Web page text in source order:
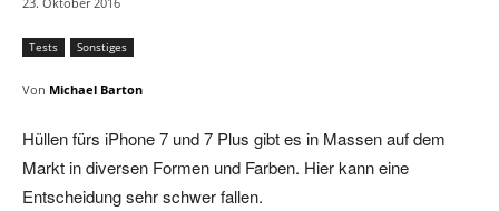
Tests Sonstiges
Von Michael Barton
Hüllen fürs iPhone 7 und 7 Plus gibt es in Massen auf dem
Markt in diversen Formen und Farben. Hier kann eine
Entscheidung sehr schwer fallen.